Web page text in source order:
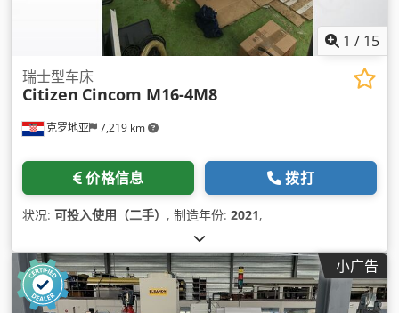
1 / 15
克罗地亚 7,219 km
瑞士型车床
Citizen Cincom M16-4M8
价格信息 拨打
状况: 可投入使用（二手） , 制造年份: 2021,
小广告